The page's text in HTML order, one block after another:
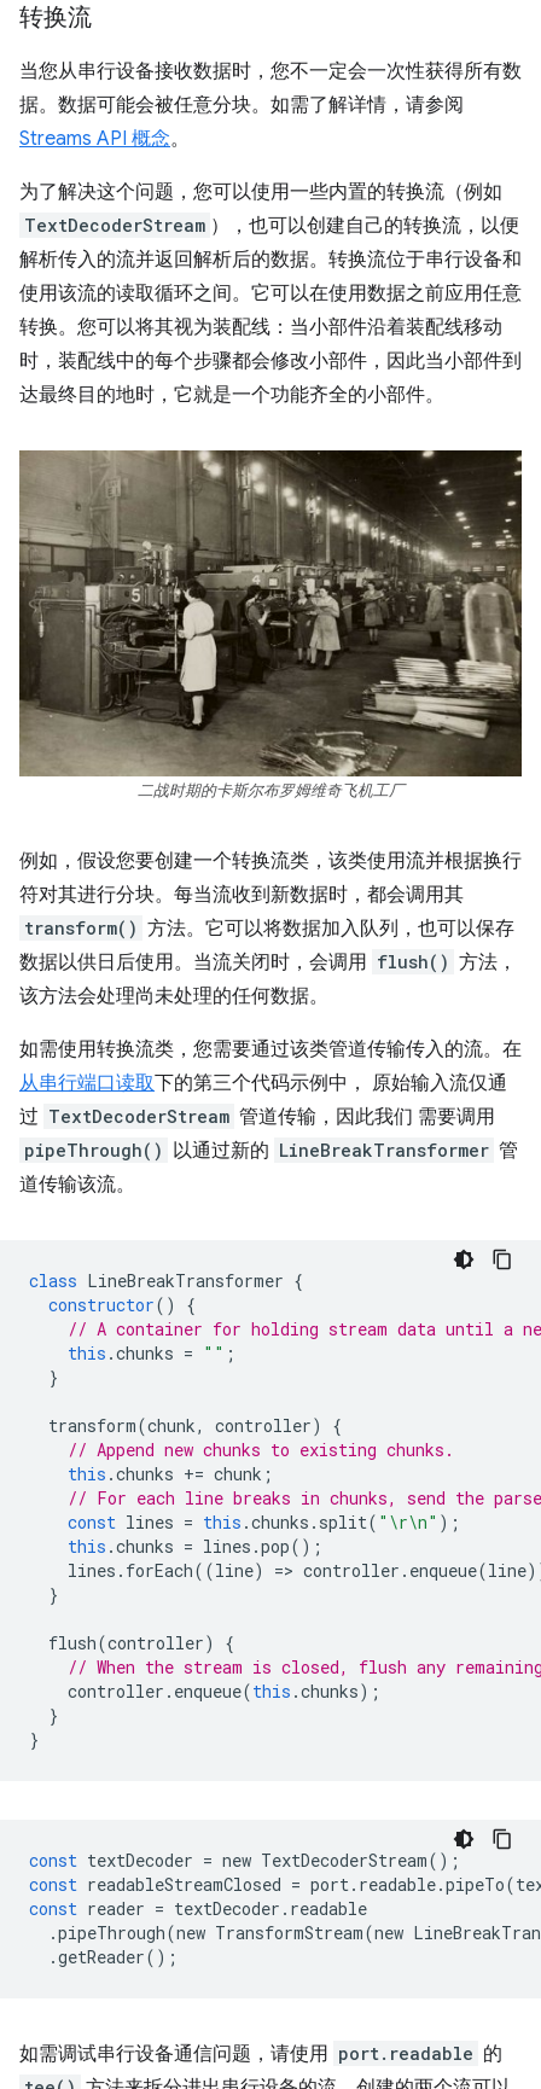
转换流
当您从串行设备接收数据时，您不一定会一次性获得所有数
据。数据可能会被任意分块。如需了解详情，请参阅
Streams API 概念。
为了解决这个问题，您可以使用一些内置的转换流（例如
TextDecoderStream ），也可以创建自己的转换流，以便
解析传入的流并返回解析后的数据。转换流位于串行设备和
使用该流的读取循环之间。它可以在使用数据之前应用任意
转换。您可以将其视为装配线：当小部件沿着装配线移动
时，装配线中的每个步骤都会修改小部件，因此当小部件到
达最终目的地时，它就是一个功能齐全的小部件。
二战时期的卡斯尔布罗姆维奇飞机工厂
例如，假设您要创建一个转换流类，该类使用流并根据换行
符对其进行分块。每当流收到新数据时，都会调用其
transform() 方法。它可以将数据加入队列，也可以保存
数据以供日后使用。当流关闭时，会调用 flush() 方法，
该方法会处理尚未处理的任何数据。
如需使用转换流类，您需要通过该类管道传输传入的流。在
从串行端口读取下的第三个代码示例中， 原始输入流仅通
过 TextDecoderStream 管道传输，因此我们 需要调用
pipeThrough() 以通过新的 LineBreakTransformer 管
道传输该流。
class LineBreakTransformer {
constructor()
{
// A container for holding stream data until a
this .chunks = "" ;
}
transform(chunk, controller)
{
// Append new chunks to existing chunks.
this .chunks += chunk ;
// For each line breaks in chunks, send the
const lines = this .chunks . split( "\r\n" );
this .chunks = lines .pop();
lines . forEach((line) => controller . enqueue(line
}
flush(controller)
{
// When the stream is closed, flush any
controller . enqueue(this .chunks);
}
}
const textDecoder = new TextDecoderStream();
const readableStreamClosed = port. readable.pipeTo(
const reader = textDecoder . readable
.pipeThrough(new TransformStream(new
.getReader();
如需调试串行设备通信问题，请使用 port.readable 的